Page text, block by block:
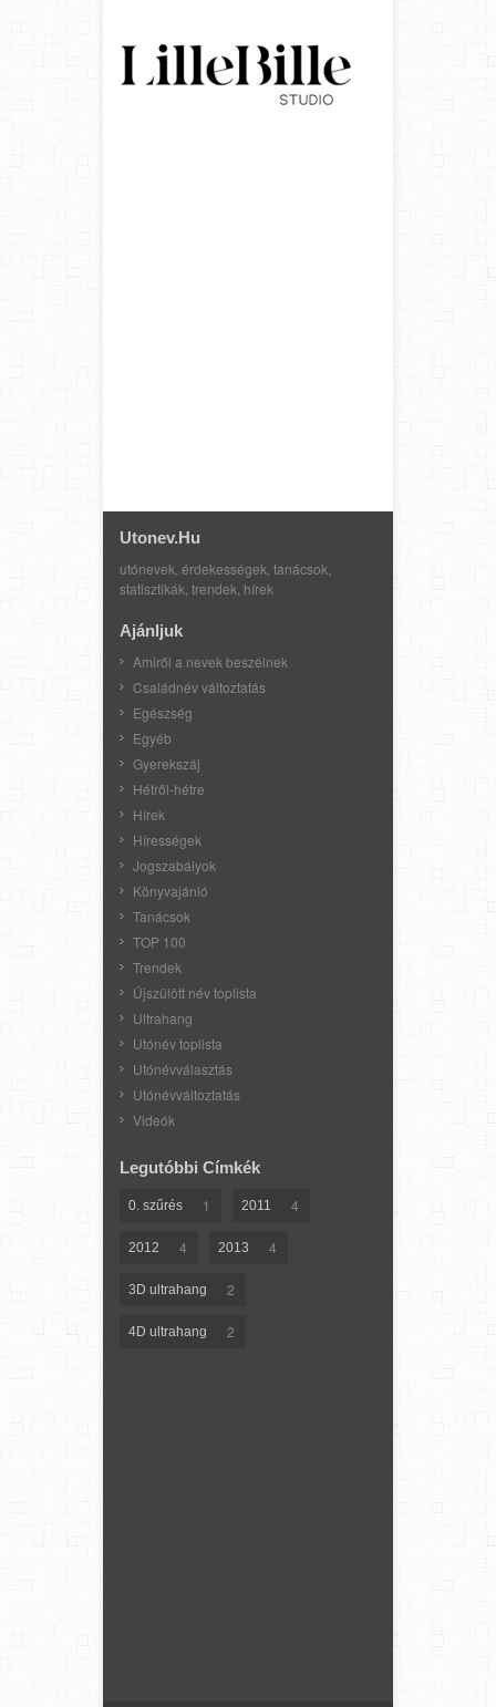
Utonev.hu
utónevek, érdekességek, tanácsok,
statisztikák, trendek, hírek
Ajánljuk
Amiről a nevek beszélnek
Családnév változtatás
Egészség
Egyéb
Gyerekszáj
Hétről-hétre
Hírek
Hírességek
Jogszabályok
Könyvajánló
Tanácsok
TOP 100
Trendek
Újszülött név toplista
Ultrahang
Utónév toplista
Utónévválasztás
Utónévváltoztatás
Videók
Legutóbbi Címkék
0. szűrés 1 2011 4
2012 4 2013 4
3D ultrahang 2
4D ultrahang 2